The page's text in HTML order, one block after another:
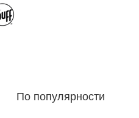
По популярности